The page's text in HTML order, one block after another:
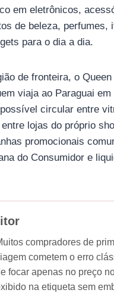
em eletrônicos,
de beleza, perfumes,
para o dia a dia.
de fronteira, o Queen
viaja ao Paraguai em
circular entre
lojas do próprio
promocionais
do Consumidor e
compradores de
cometem o erro
focar apenas no preço
na etiqueta sem